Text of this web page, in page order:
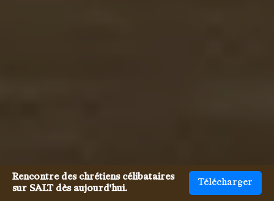
Rencontre des chrétiens célibataires
sur SALT dès aujourd'hui.
Télécharger